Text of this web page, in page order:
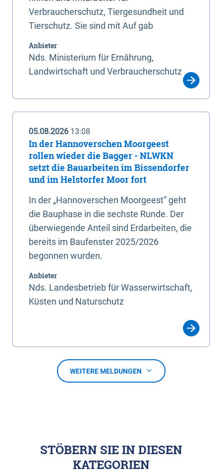
Verbraucherschutz, Tiergesundheit und
Tierschutz. Sie sind mit Auf gab
Anbieter
Nds. Ministerium für Ernährung,
Landwirtschaft und Verbraucherschutz
05.08.2026 13:08
In der Hannoverschen Moorgeest
rollen wieder die Bagger - NLWKN
setzt die Bauarbeiten im Bissendorfer
und im Helstorfer Moor fort
In der „Hannoverschen Moorgeest“ geht
die Bauphase in die sechste Runde. Der
überwiegende Anteil sind Erdarbeiten, die
bereits im Baufenster 2025/2026
begonnen wurden.
Anbieter
Nds. Landesbetrieb für Wasserwirtschaft,
Küsten und Naturschutz
WEITERE MELDUNGEN
STÖBERN SIE IN DIESEN
KATEGORIEN